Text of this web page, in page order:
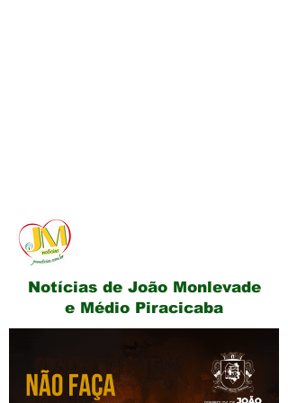
Notícias de João Monlevade
e Médio Piracicaba